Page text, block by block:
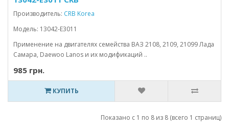
Производитель: CRB Korea
Модель: 13042-E3011
Применение на двигателях семейства ВАЗ 2108, 2109, 21099 Лада
Самара, Daewoo Lanos и их модификаций ..
985 грн.
КУПИТЬ
Показано с 1 по 8 из 8 (всего 1 страниц)